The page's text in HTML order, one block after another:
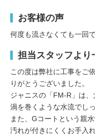
お客様の声
何度も流さなくても一回
担当スタッフより
この度は弊社に工事をご
りがとうございました。
ジャニスの「FM-R」は、
渦を巻くような水流でし
また、Gコートという親
汚れが付きにくくお手入